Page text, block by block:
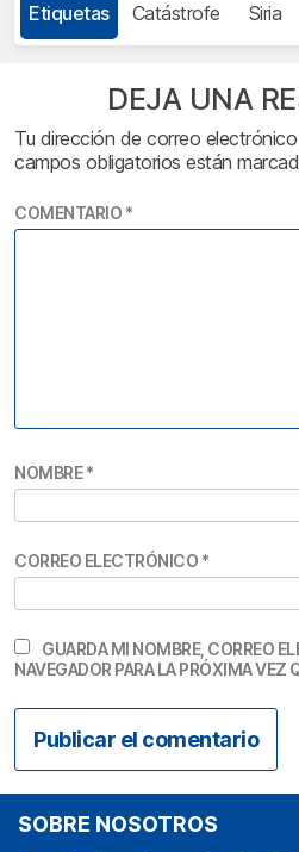
Etiquetas Catástrofe Siria
DEJA UNA
Tu dirección de correo
campos obligatorios están
COMENTARIO *
NOMBRE*
CORREO ELECTRÓNICO *
GUARDA MI NOMBRE, CORREO
NAVEGADOR PARA LA PRÓXIMA VEZ
SOBRE NOSOTROS